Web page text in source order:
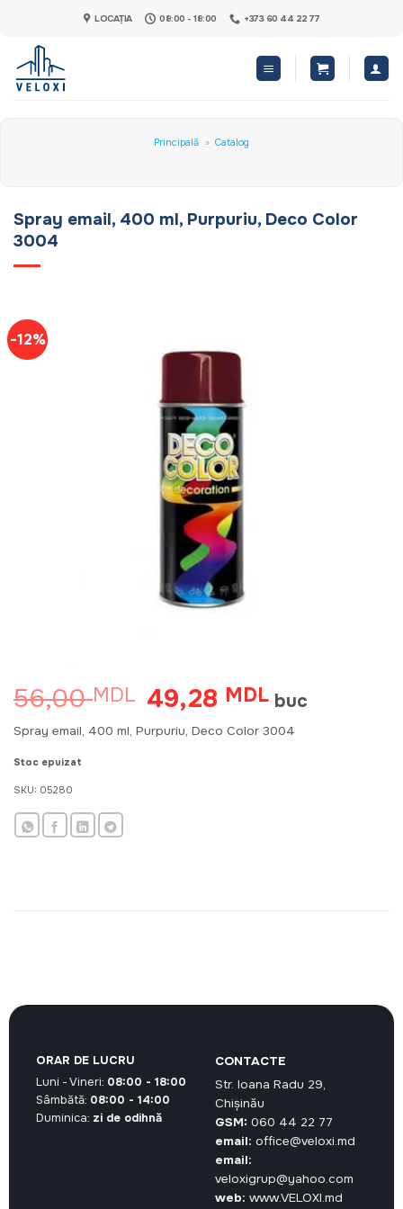
content
LOCAȚIA 08:00 - 18:00 +373 60 44 22 77
Principală » Catalog
Spray email, 400 ml, Purpuriu, Deco Color
3004
-12%
56,00MDL Prețul
inițial
a
49,28 MDLPrețul
curent
este:
buc
Spray email, 400 ml, Purpuriu, Deco Color 3004
Stoc epuizat
SKU: 05280
CONTACTE
Str. Ioana Radu 29,
Chișinău
GSM: 060 44 22 77
email: office@veloxi.md
email:
veloxigrup@yahoo.com
web: www.VELOXI.md
ORAR DE LUCRU
Luni - Vineri: 08:00 - 18:00
Sâmbătă: 08:00 - 14:00
Duminica: zi de odihnă